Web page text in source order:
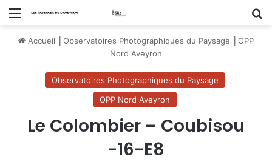
Menu
Accueil Observatoires Photographiques du Paysage
OPP
Nord Aveyron
Observatoires Photographiques du Paysage
OPP Nord Aveyron
Le Colombier – Coubisou
-16-E8